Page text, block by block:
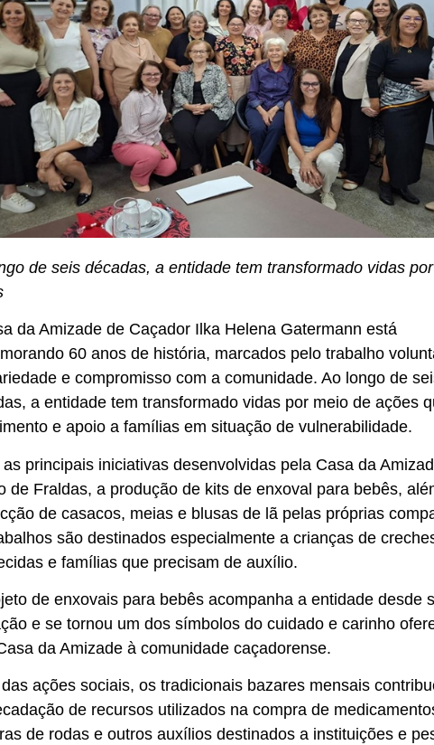
de seis décadas, a entidade tem transformado vidas
da Amizade de Caçador Ilka Helena Gatermann está
60 anos de história, marcados pelo trabalho
e compromisso com a comunidade. Ao longo de
a entidade tem transformado vidas por meio de ações
e apoio a famílias em situação de vulnerabilidade.
as principais iniciativas desenvolvidas pela Casa da
de Fraldas, a produção de kits de enxoval para bebês,
de casacos, meias e blusas de lã pelas próprias
são destinados especialmente a crianças de
e famílias que precisam de auxílio.
de enxovais para bebês acompanha a entidade desde
e se tornou um dos símbolos do cuidado e carinho
da Amizade à comunidade caçadorense.
ações sociais, os tradicionais bazares mensais
de recursos utilizados na compra de
de rodas e outros auxílios destinados a instituições e